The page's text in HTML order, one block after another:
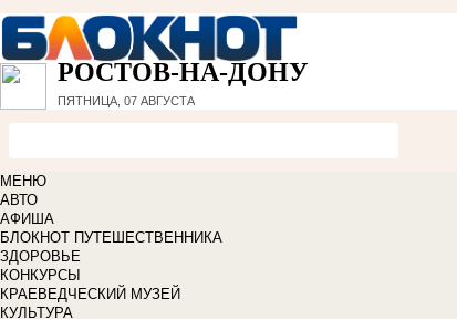
РОСТОВ-НА-ДОНУ
ПЯТНИЦА, 07 АВГУСТА
МЕНЮ
АВТО
АФИША
БЛОКНОТ ПУТЕШЕСТВЕННИКА
ЗДОРОВЬЕ
КОНКУРСЫ
КРАЕВЕДЧЕСКИЙ МУЗЕЙ
КУЛЬТУРА